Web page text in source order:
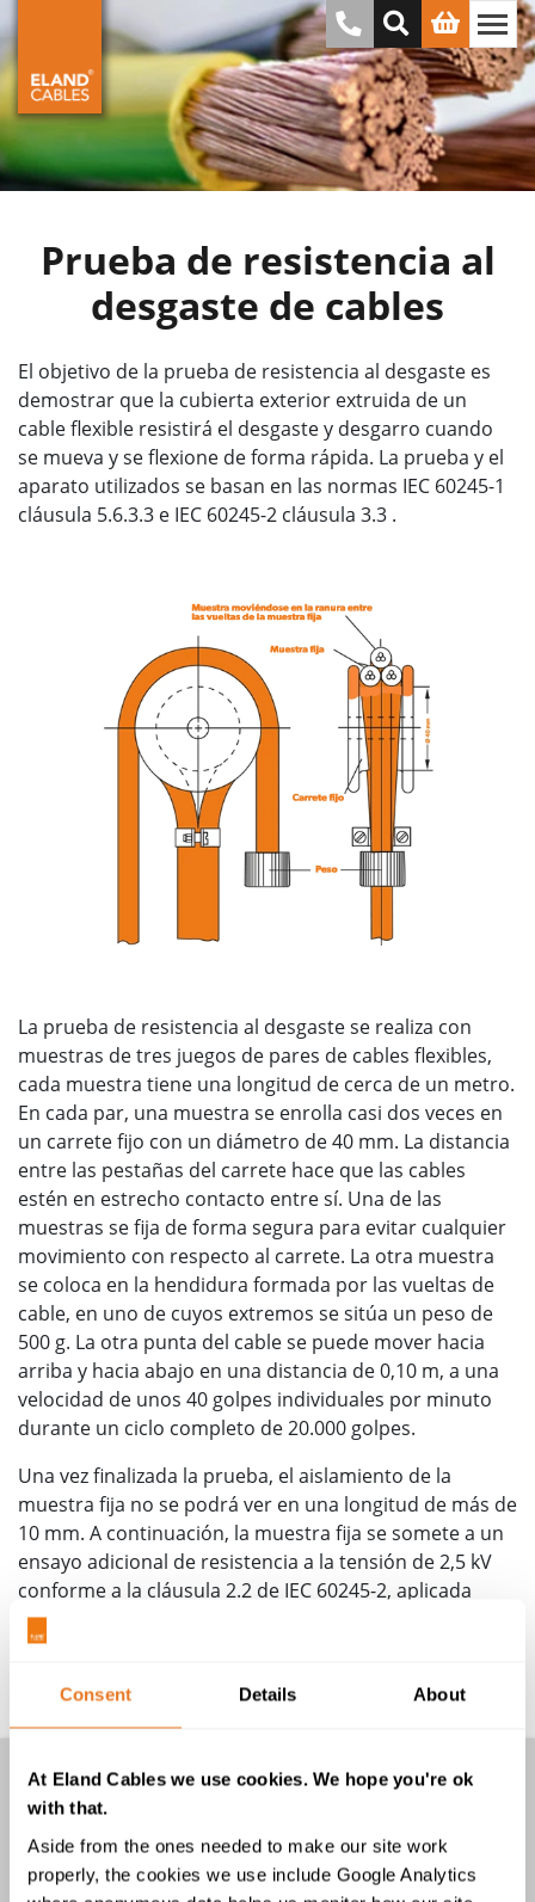
Consent Details About
At Eland Cables we use cookies. We hope you're ok
with that.
Aside from the ones needed to make our site work
properly, the cookies we use include Google Analytics
Prueba de resistencia al
desgaste de cables
El objetivo de la prueba de resistencia al desgaste es
demostrar que la cubierta exterior extruida de un
cable flexible resistirá el desgaste y desgarro cuando
se mueva y se flexione de forma rápida. La prueba y el
aparato utilizados se basan en las normas IEC 60245-1
cláusula 5.6.3.3 e IEC 60245-2 cláusula 3.3 .
La prueba de resistencia al desgaste se realiza con
muestras de tres juegos de pares de cables flexibles,
cada muestra tiene una longitud de cerca de un metro.
En cada par, una muestra se enrolla casi dos veces en
un carrete fijo con un diámetro de 40 mm. La distancia
entre las pestañas del carrete hace que las cables
estén en estrecho contacto entre sí. Una de las
muestras se fija de forma segura para evitar cualquier
movimiento con respecto al carrete. La otra muestra
se coloca en la hendidura formada por las vueltas de
cable, en uno de cuyos extremos se sitúa un peso de
500 g. La otra punta del cable se puede mover hacia
arriba y hacia abajo en una distancia de 0,10 m, a una
velocidad de unos 40 golpes individuales por minuto
durante un ciclo completo de 20.000 golpes.
Una vez finalizada la prueba, el aislamiento de la
muestra fija no se podrá ver en una longitud de más de
10 mm. A continuación, la muestra fija se somete a un
ensayo adicional de resistencia a la tensión de 2,5 kV
conforme a la cláusula 2.2 de IEC 60245-2, aplicada
entre los conductores y el agua en la que se sumerge
el cable para comprobar que sigue proporcionando la
requeridas.
Otras Pruebas
Prueba de estabilidad térmica de cables
Prueba de dureza Shore A de cables